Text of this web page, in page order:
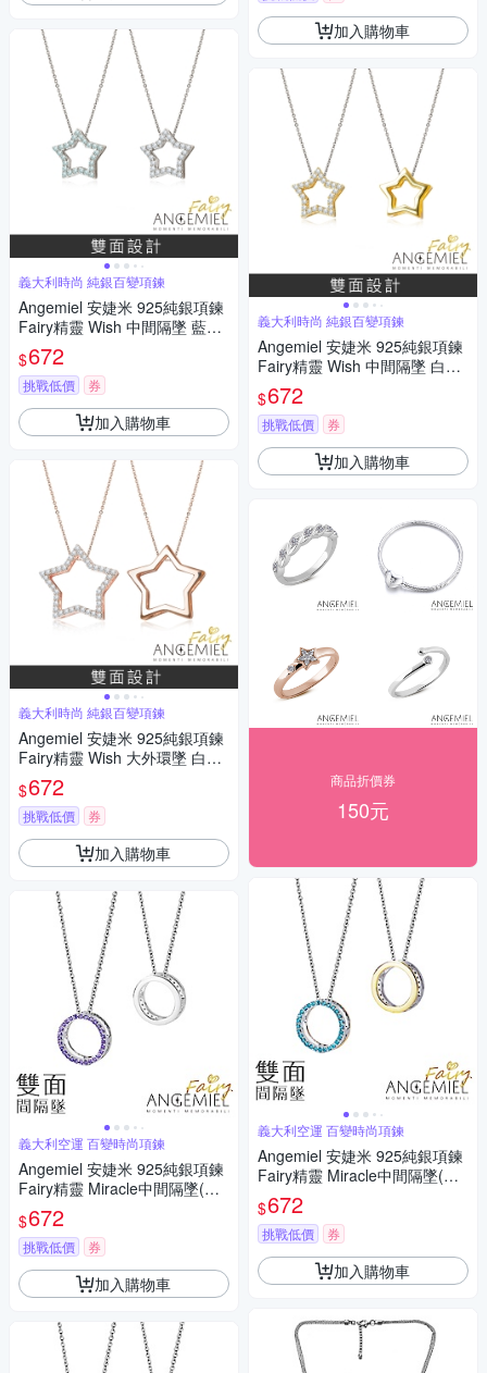
義大利時尚 純銀百變項鍊
Angemiel 安婕米 925純銀項鍊
Fairy精靈 Wish 中間隔墜 藍鑽.
白鑽
$672
挑戰低價 券
加入購物車
義大利時尚 純銀百變項鍊
Angemiel 安婕米 925純銀項鍊
Fairy精靈 Wish 大外環墜 白鑽.
玫瑰金
$672
挑戰低價 券
加入購物車
義大利空運 百變時尚項鍊
Angemiel 安婕米 925純銀項鍊
Fairy精靈 Miracle中間隔墜(紫
鑽.銀)
$672
挑戰低價 券
加入購物車
加入購物車
義大利時尚 純銀百變項鍊
Angemiel 安婕米 925純銀項鍊
Fairy精靈 Wish 中間隔墜 白鑽.
金
$672
挑戰低價 券
加入購物車
商品折價券
150元
義大利空運 百變時尚項鍊
Angemiel 安婕米 925純銀項鍊
Fairy精靈 Miracle中間隔墜(藍
鑽.金)
$672
挑戰低價 券
加入購物車